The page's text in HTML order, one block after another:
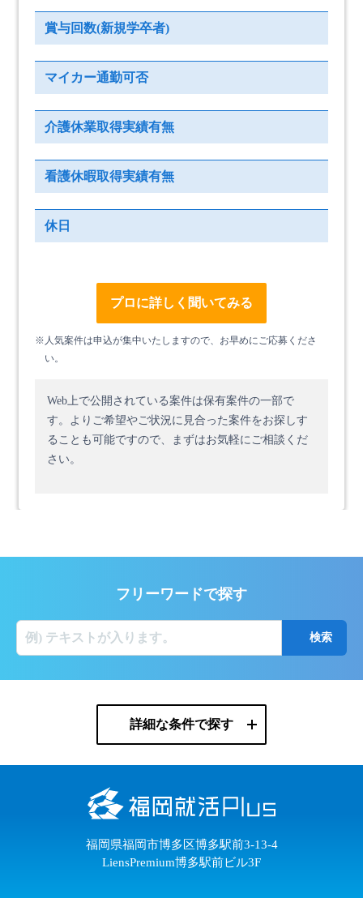
賞与回数(新規学卒者)
マイカー通勤可否
介護休業取得実績有無
看護休暇取得実績有無
休日
プロに詳しく聞いてみる
※人気案件は申込が集中いたしますので、お早めにご応募くださ
い。
Web上で公開されている案件は保有案件の一部で
す。 よりご希望やご状況に見合った案件をお探しす
ることも可能ですので、まずはお気軽にご相談くだ
さい。
フリーワードで探す
詳細な条件で探す
福岡県福岡市博多区博多駅前3-13-4
LiensPremium博多駅前ビル3F